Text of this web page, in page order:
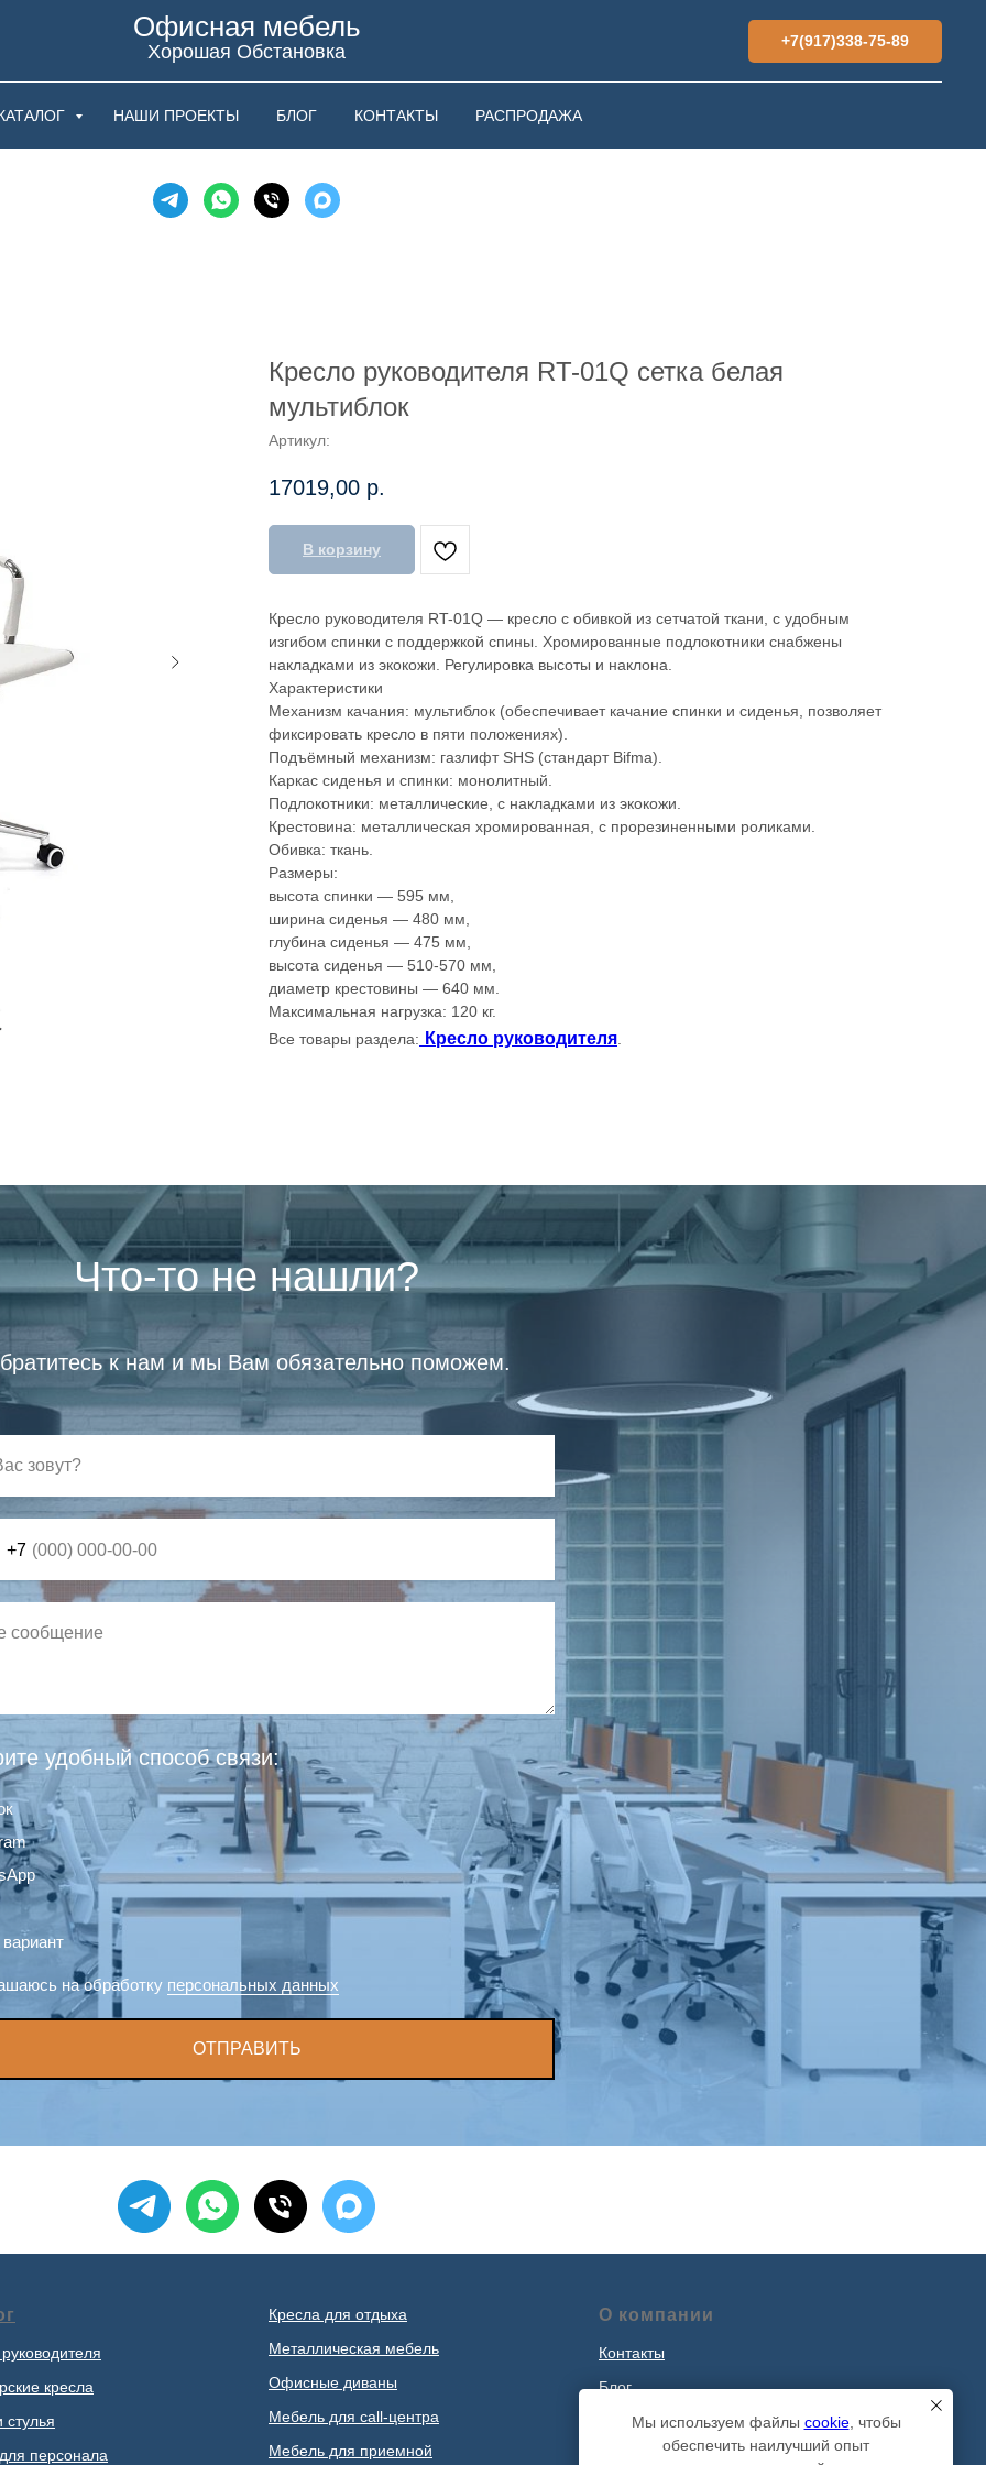
Офисная мебель
Хорошая Обстановка +7(917)338-75-89
НАШИ ПРОЕКТЫ БЛОГ КОНТАКТЫ РАСПРОДАЖА
Кресло руководителя RT-01Q сетка белая
мультиблок
Артикул:
17019,00 р.
В корзину
Кресло руководителя RT-01Q — кресло с обивкой из сетчатой ткани, с удобным
изгибом спинки с поддержкой спины. Хромированные подлокотники снабжены
накладками из экокожи. Регулировка высоты и наклона.
Характеристики
Механизм качания: мультиблок (обеспечивает качание спинки и сиденья, позволяет
фиксировать кресло в пяти положениях).
Подъёмный механизм: газлифт SHS (стандарт Bifma).
Каркас сиденья и спинки: монолитный.
Подлокотники: металлические, с накладками из экокожи.
Крестовина: металлическая хромированная, с прорезиненными роликами.
Обивка: ткань.
Размеры:
высота спинки — 595 мм,
ширина сиденья — 480 мм,
глубина сиденья — 475 мм,
высота сиденья — 510-570 мм,
диаметр крестовины — 640 мм.
Максимальная нагрузка: 120 кг.
Все товары раздела: Кресло руководителя.
Что-то не нашли?
к нам и мы Вам обязательно поможем.
+7
удобный способ связи:
на обработку персональных данных
ОТПРАВИТЬ
Мы используем файлы cookie, чтобы
обеспечить наилучший опыт
кресла
стулья
персонала
Кресла для отдыха
Металлическая мебель
Офисные диваны
Мебель для call-центра
Мебель для приемной
О компании
Контакты
Блог
Наши проекты
Политика обработки персональных